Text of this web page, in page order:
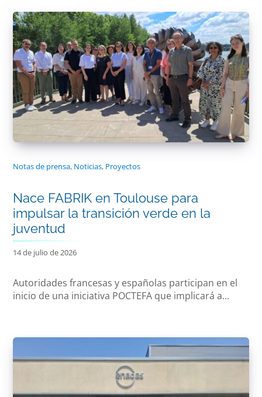
Notas de prensa, Noticias, Proyectos
Nace FABRIK en Toulouse para
impulsar la transición verde en la
juventud
14 de julio de 2026
Autoridades francesas y españolas participan en el
inicio de una iniciativa POCTEFA que implicará a...